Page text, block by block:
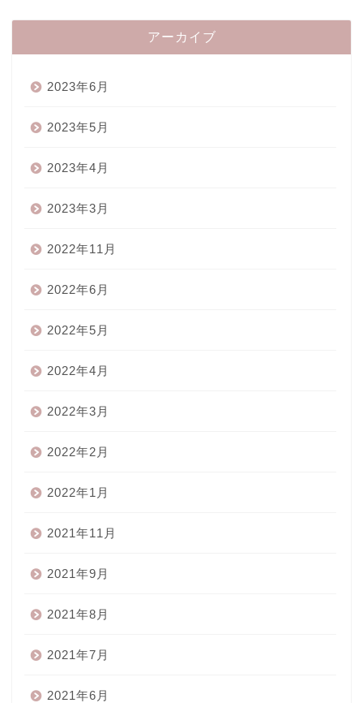
アーカイブ
2023年6月
2023年5月
2023年4月
2023年3月
2022年11月
2022年6月
2022年5月
2022年4月
2022年3月
2022年2月
2022年1月
2021年11月
2021年9月
2021年8月
2021年7月
2021年6月